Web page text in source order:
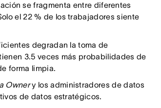
se fragmenta entre diferentes
el 22 % de los trabajadores siente
degradan la toma de
3.5 veces más probabilidades de
forma limpia.
Ownery los administradores de datos
de datos estratégicos.